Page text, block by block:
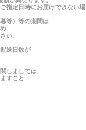
指定日時にお届けできない場
等）等の期間は
い。
送日数が
しましては
すこと